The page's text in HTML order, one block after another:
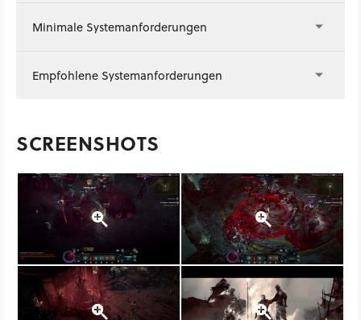
Minimale Systemanforderungen
Empfohlene Systemanforderungen
SCREENSHOTS